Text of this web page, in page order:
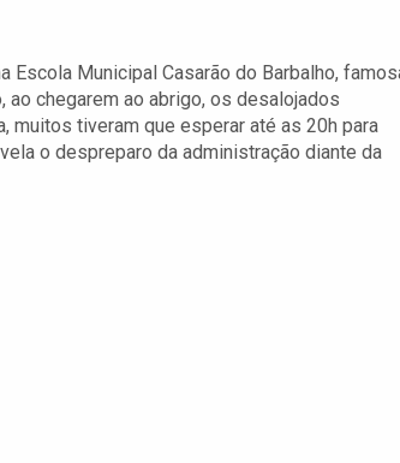
Municipal Casarão do Barbalho,
ao chegarem ao abrigo, os desalojados
muitos tiveram que esperar até as 20h para
o despreparo da administração diante da